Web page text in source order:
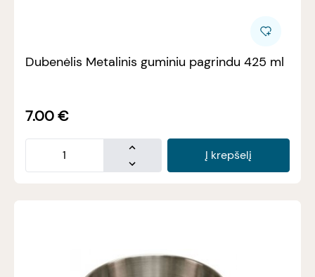
Dubenėlis Metalinis guminiu pagrindu 425 ml
7.00€
Į krepšelį